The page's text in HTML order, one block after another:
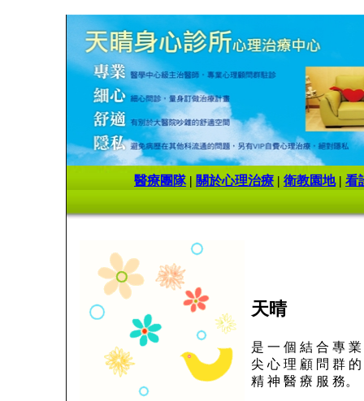
醫療團隊| 關於心理治療 | 衛教園地| 看
天晴
是 一 個 結 合 專
尖 心 理 顧 問 群
精 神 醫 療 服 務。